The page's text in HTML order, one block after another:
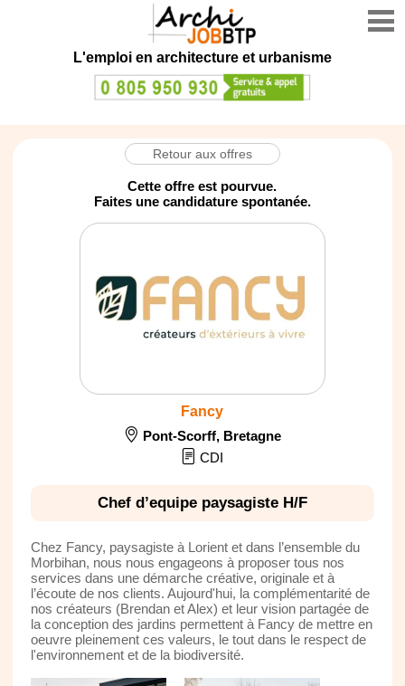
L'emploi en architecture et urbanisme
Retour aux offres
Cette offre est pourvue.
Faites une candidature spontanée.
Fancy
Pont-Scorff, Bretagne
CDI
Chef d’equipe paysagiste H/F
Chez Fancy, paysagiste à Lorient et dans l’ensemble du
Morbihan, nous nous engageons à proposer tous nos
services dans une démarche créative, originale et à
l’écoute de nos clients. Aujourd'hui, la complémentarité de
nos créateurs (Brendan et Alex) et leur vision partagée de
la conception des jardins permettent à Fancy de mettre en
oeuvre pleinement ces valeurs, le tout dans le respect de
l'environnement et de la biodiversité.